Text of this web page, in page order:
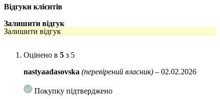
– Основу даного крему складає
покращення припливу крові. Є природним протизапальним засобом
та містить вітаміни, ензими, мінерали, амінокислоти, які
– До складу також входить
кислота. Вона проникає глибоко в шкіру, інтенсивно зволожує та
запобігає втраті вологи.
Відгуки клієнтів
Залишити відгук
Залишити відгук
Оцінено в 5 з 5
nastyaadasovska (перевірений власник) – 02.02.2026
Покупку підтверджено